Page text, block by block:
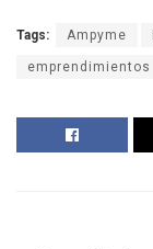
Tags: Ampyme
emprendimientos